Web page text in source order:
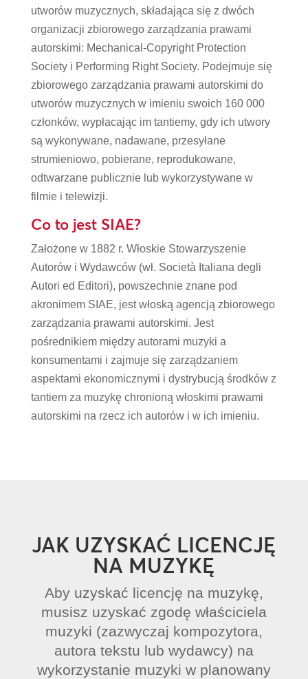
utworów muzycznych, składająca się z dwóch
organizacji zbiorowego zarządzania prawami
autorskimi: Mechanical-Copyright Protection
Society i Performing Right Society. Podejmuje się
zbiorowego zarządzania prawami autorskimi do
utworów muzycznych w imieniu swoich 160 000
członków, wypłacając im tantiemy, gdy ich utwory
są wykonywane, nadawane, przesyłane
strumieniowo, pobierane, reprodukowane,
odtwarzane publicznie lub wykorzystywane w
filmie i telewizji.
Co to jest SIAE?
Założone w 1882 r. Włoskie Stowarzyszenie
Autorów i Wydawców (wł. Società Italiana degli
Autori ed Editori), powszechnie znane pod
akronimem SIAE, jest włoską agencją zbiorowego
zarządzania prawami autorskimi. Jest
pośrednikiem między autorami muzyki a
konsumentami i zajmuje się zarządzaniem
aspektami ekonomicznymi i dystrybucją środków z
tantiem za muzykę chronioną włoskimi prawami
autorskimi na rzecz ich autorów i w ich imieniu.
JAK UZYSKAĆ LICENCJĘ
NA MUZYKĘ
Aby uzyskać licencję na muzykę,
musisz uzyskać zgodę właściciela
muzyki (zazwyczaj kompozytora,
autora tekstu lub wydawcy) na
wykorzystanie muzyki w planowany